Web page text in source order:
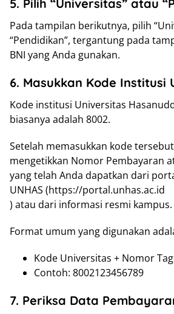
5. Pilih “Universitas” atau
Pada tampilan berikutnya, pilih
“Pendidikan”, tergantung pada
BNI yang Anda gunakan.
6. Masukkan Kode Institusi
Kode institusi Universitas
biasanya adalah 8002.
Setelah memasukkan kode
mengetikkan Nomor Pembayaran
yang telah Anda dapatkan dari
UNHAS (https://portal.unhas.ac.id
) atau dari informasi resmi kampus.
Format umum yang digunakan
Kode Universitas + Nomor
Contoh: 8002123456789
7. Periksa Data